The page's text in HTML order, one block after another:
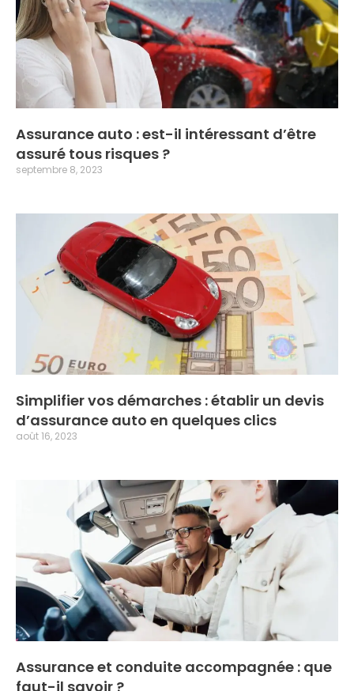
Assurance auto : est-il intéressant d’être
assuré tous risques ?
septembre 8, 2023
Simplifier vos démarches : établir un devis
d’assurance auto en quelques clics
août 16, 2023
Assurance et conduite accompagnée : que
faut-il savoir ?